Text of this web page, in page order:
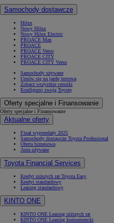
Samochody dostawcze
Hilux
Nowy Hilux
Nowy Hilux Electric
PROACE Max
PROACE
PROACE Verso
PROACE CITY
PROACE CITY Verso
Samochody używane
Umów się na jazdę testową
Zobacz wszystkie cenniki
Konfiguruj swoją Toyotę
Oferty specjalne i Finansowanie
Oferty specjalne i Finansowanie
Aktualne oferty
Finał wyprzedaży 2025
Samochody dostawcze Toyota Professional
Oferta biznesowa
Auta używane
Toyota Financial Services
Kredyt niższych rat Toyota Easy
Kredyt standardowy
Leasing standardowy
KINTO ONE
KINTO ONE Leasing niższych rat
KINTO ONE Leasing konsumencki